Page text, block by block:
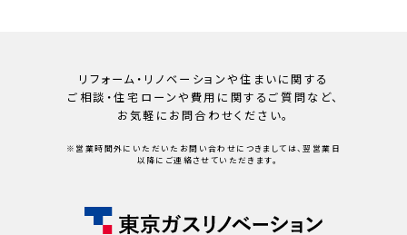
リフォーム・リノベーションや住まいに関する
ご相談・住宅ローンや費用に関するご質問など、
お気軽にお問合わせください。
※営業時間外にいただいたお問い合わせにつきましては、翌営業日
以降にご連絡させていただきます。